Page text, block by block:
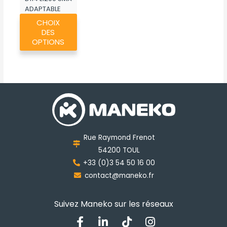
ADAPTABLE
MK067CHOIX
DES
OPTIONS
Ce
plusieurs
peuvent
être
sur
page
du
Rue Raymond Frenot
54200 TOUL
+33 (0)3 54 50 16 00
contact@maneko.fr
Suivez Maneko sur les réseaux
F L T I